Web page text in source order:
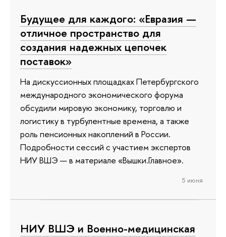
Будущее для каждого: «Евразия —
отличное пространство для
создания надежных цепочек
поставок»
На дискуссионных площадках Петербургского
международного экономического форума
обсудили мировую экономику, торговлю и
логистику в турбулентные времена, а также
роль пенсионных накоплений в России.
Подробности сессий с участием экспертов
НИУ ВШЭ — в материале «Вышки.Главное».
5 июня
НИУ ВШЭ и Военно-медицинская